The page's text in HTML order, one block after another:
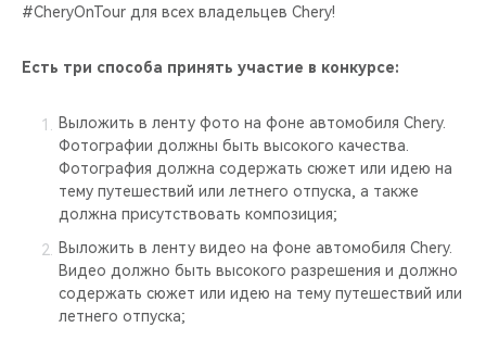
CHERY ДЛЯ ДЕТЕЙ
#CheryOnTour для всех владельцев Chery!
Есть три способа принять участие в конкурсе:
Выложить в ленту фото на фоне автомобиля Chery.
Фотографии должны быть высокого качества.
Фотография должна содержать сюжет или идею на
тему путешествий или летнего отпуска, а также
должна присутствовать композиция;
Выложить в ленту видео на фоне автомобиля Chery.
Видео должно быть высокого разрешения и должно
содержать сюжет или идею на тему путешествий или
летнего отпуска;